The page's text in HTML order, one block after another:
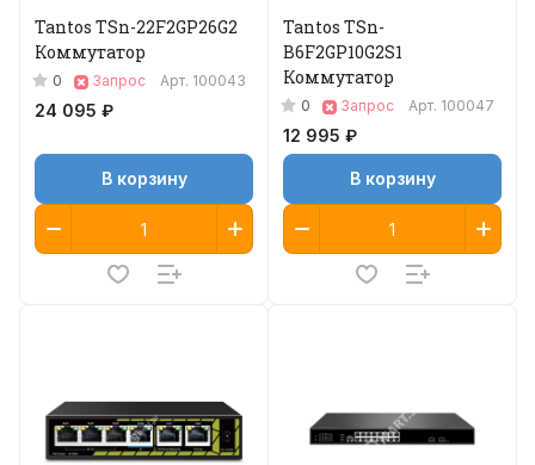
Tantos TSn-22F2GP26G2
Коммутатор
0 Запрос Арт. 100043
24 095 ₽
В корзину
Tantos TSn-
B6F2GP10G2S1
Коммутатор
0 Запрос Арт. 100047
12 995 ₽
В корзину